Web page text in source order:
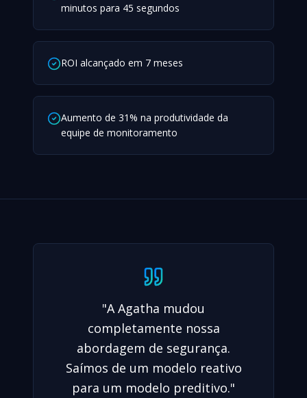
minutos para 45 segundos
ROI alcançado em 7 meses
Aumento de 31% na produtividade da
equipe de monitoramento
"A Agatha mudou
completamente nossa
abordagem de segurança.
Saímos de um modelo reativo
para um modelo preditivo."